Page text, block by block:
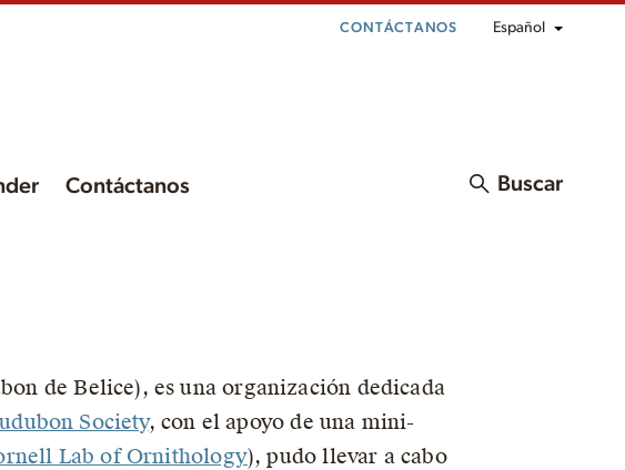
CONTÁCTANOS Español
Contáctanos Buscar
de Belice), es una organización dedicada
Society, con el apoyo de una mini-
Lab of Ornithology), pudo llevar a cabo